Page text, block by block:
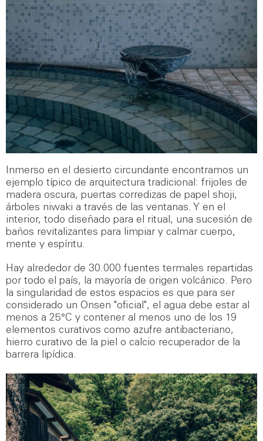
Inmerso en el desierto circundante encontramos un
ejemplo típico de arquitectura tradicional: frijoles de
madera oscura, puertas corredizas de papel shoji,
árboles niwaki a través de las ventanas. Y en el
interior, todo diseñado para el ritual, una sucesión de
baños revitalizantes para limpiar y calmar cuerpo,
mente y espíritu.
Hay alrededor de 30.000 fuentes termales repartidas
por todo el país, la mayoría de origen volcánico. Pero
la singularidad de estos espacios es que para ser
considerado un Onsen "oficial", el agua debe estar al
menos a 25°C y contener al menos uno de los 19
elementos curativos como azufre antibacteriano,
hierro curativo de la piel o calcio recuperador de la
barrera lipídica.